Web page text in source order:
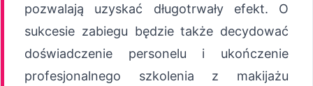
pozwalają uzyskać długotrwały efekt. O
sukcesie zabiegu będzie także decydować
doświadczenie personelu i ukończenie
profesjonalnego szkolenia z makijażu